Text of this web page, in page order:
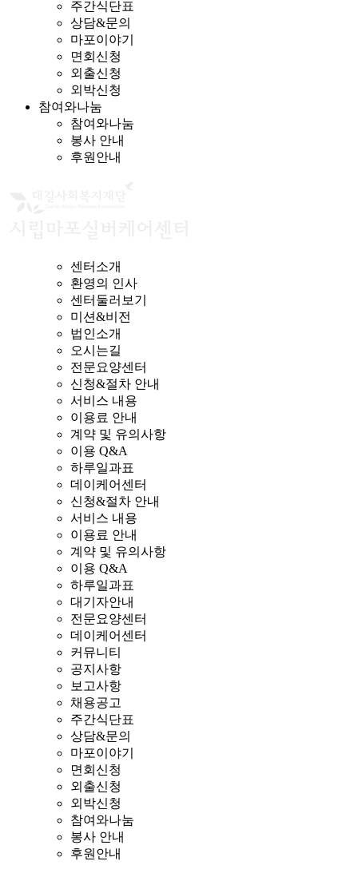
주간식단표
상담&문의
마포이야기
면회신청
외출신청
외박신청
참여와나눔
참여와나눔
봉사 안내
후원안내
센터소개
환영의 인사
센터둘러보기
미션&비전
법인소개
오시는길
전문요양센터
신청&절차 안내
서비스 내용
이용료 안내
계약 및 유의사항
이용 Q&A
하루일과표
데이케어센터
신청&절차 안내
서비스 내용
이용료 안내
계약 및 유의사항
이용 Q&A
하루일과표
대기자안내
전문요양센터
데이케어센터
커뮤니티
공지사항
보고사항
채용공고
주간식단표
상담&문의
마포이야기
면회신청
외출신청
외박신청
참여와나눔
봉사 안내
후원안내